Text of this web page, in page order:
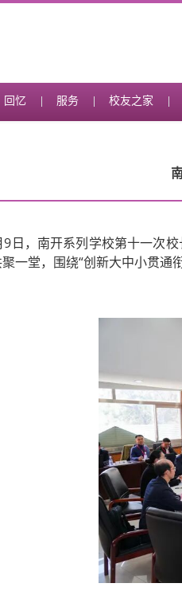
回忆 服务 校友之家
9日，南开系列学校第十一次
一堂，围绕“创新大中小贯通